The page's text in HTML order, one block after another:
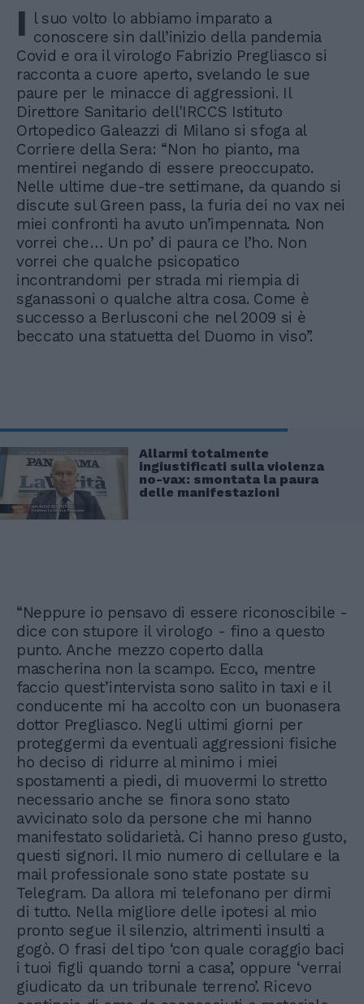
I l suo volto lo abbiamo imparato a
conoscere sin dall’inizio della pandemia
Covid e ora il virologo Fabrizio Pregliasco si
racconta a cuore aperto, svelando le sue
paure per le minacce di aggressioni. Il
Direttore Sanitario dell'IRCCS Istituto
Ortopedico Galeazzi di Milano si sfoga al
Corriere della Sera: “Non ho pianto, ma
mentirei negando di essere preoccupato.
Nelle ultime due-tre settimane, da quando si
discute sul Green pass, la furia dei no vax nei
miei confronti ha avuto un’impennata. Non
vorrei che… Un po’ di paura ce l’ho. Non
vorrei che qualche psicopatico
incontrandomi per strada mi riempia di
sganassoni o qualche altra cosa. Come è
successo a Berlusconi che nel 2009 si è
beccato una statuetta del Duomo in viso”.
Allarmi totalmente
ingiustificati sulla violenza
no-vax: smontata la paura
delle manifestazioni
“Neppure io pensavo di essere riconoscibile -
dice con stupore il virologo - fino a questo
punto. Anche mezzo coperto dalla
mascherina non la scampo. Ecco, mentre
faccio quest’intervista sono salito in taxi e il
conducente mi ha accolto con un buonasera
dottor Pregliasco. Negli ultimi giorni per
proteggermi da eventuali aggressioni fisiche
ho deciso di ridurre al minimo i miei
spostamenti a piedi, di muovermi lo stretto
necessario anche se finora sono stato
avvicinato solo da persone che mi hanno
manifestato solidarietà. Ci hanno preso gusto,
questi signori. Il mio numero di cellulare e la
mail professionale sono state postate su
Telegram. Da allora mi telefonano per dirmi
di tutto. Nella migliore delle ipotesi al mio
pronto segue il silenzio, altrimenti insulti a
gogò. O frasi del tipo ‘con quale coraggio baci
i tuoi figli quando torni a casa’, oppure ‘verrai
giudicato da un tribunale terreno’. Ricevo